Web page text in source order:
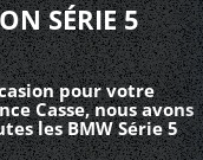
SÉRIE 5
pour votre
Casse, nous avons
les BMW Série 5